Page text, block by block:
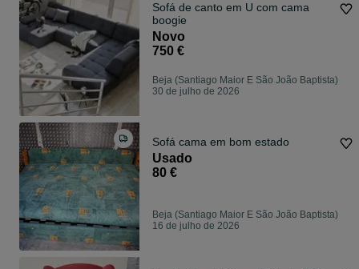
Sofá de canto em U com cama
boogie
Novo
750 €
Beja (Santiago Maior E São João Baptista)
30 de julho de 2026
Sofá cama em bom estado
Usado
80 €
Beja (Santiago Maior E São João Baptista)
16 de julho de 2026